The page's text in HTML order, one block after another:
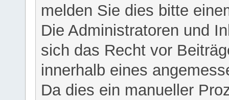
melden Sie dies bitte
Die Administratoren und
sich das Recht vor
innerhalb eines
Da dies ein manueller